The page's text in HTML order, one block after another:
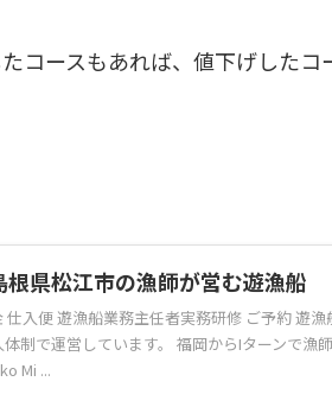
コースもあれば、値下げしたコ
県松江市の漁師が営む遊漁船
仕入便 遊漁船業務主任者実務研修 ご予約 遊
制で運営しています。 福岡からIターンで漁
Mi ...